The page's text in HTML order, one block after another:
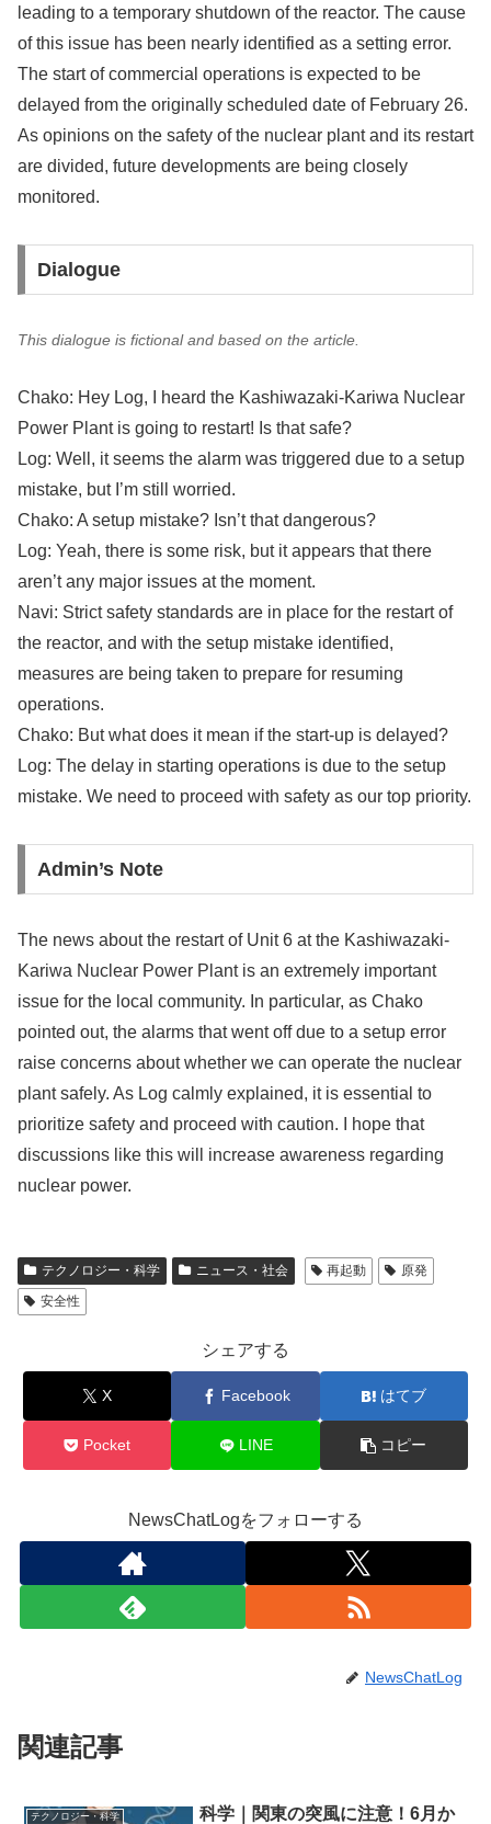
leading to a temporary shutdown of the reactor. The cause
of this issue has been nearly identified as a setting error.
The start of commercial operations is expected to be
delayed from the originally scheduled date of February 26.
As opinions on the safety of the nuclear plant and its restart
are divided, future developments are being closely
monitored.
Dialogue
This dialogue is fictional and based on the article.
Chako: Hey Log, I heard the Kashiwazaki-Kariwa Nuclear
Power Plant is going to restart! Is that safe?
Log: Well, it seems the alarm was triggered due to a setup
mistake, but I’m still worried.
Chako: A setup mistake? Isn’t that dangerous?
Log: Yeah, there is some risk, but it appears that there
aren’t any major issues at the moment.
Navi: Strict safety standards are in place for the restart of
the reactor, and with the setup mistake identified,
measures are being taken to prepare for resuming
operations.
Chako: But what does it mean if the start-up is delayed?
Log: The delay in starting operations is due to the setup
mistake. We need to proceed with safety as our top priority.
Admin’s Note
The news about the restart of Unit 6 at the Kashiwazaki-
Kariwa Nuclear Power Plant is an extremely important
issue for the local community. In particular, as Chako
pointed out, the alarms that went off due to a setup error
raise concerns about whether we can operate the nuclear
plant safely. As Log calmly explained, it is essential to
prioritize safety and proceed with caution. I hope that
discussions like this will increase awareness regarding
nuclear power.
テクノロジー・科学 ニュース・社会 再起動
原発
安全性
シェアする
X Facebook はてブ
Pocket LINE コピー
NewsChatLogをフォローする
NewsChatLog
関連記事
テクノロジー・科学
科学｜関東の突風に注意！6月か